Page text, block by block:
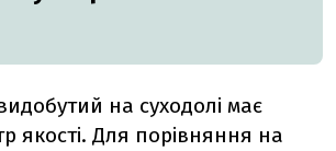
на суходолі має
якості. Для порівняння на